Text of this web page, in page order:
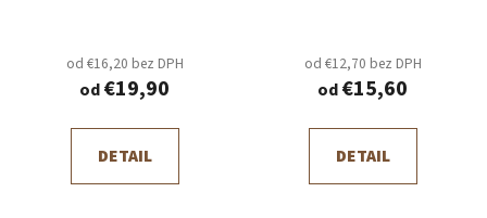
od €16,20 bez DPH
od€19,90
DETAIL
od €12,70 bez DPH
od€15,60
DETAIL